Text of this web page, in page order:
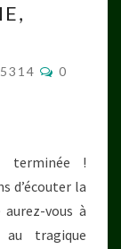
0
terminée !
d’écouter la
vous à
tragique